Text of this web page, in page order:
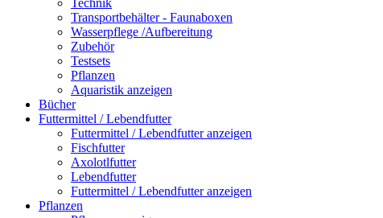
Technik
Transportbehälter - Faunaboxen
Wasserpflege /Aufbereitung
Zubehör
Testsets
Pflanzen
Aquaristik anzeigen
Bücher
Futtermittel / Lebendfutter
Futtermittel / Lebendfutter anzeigen
Fischfutter
Axolotlfutter
Lebendfutter
Futtermittel / Lebendfutter anzeigen
Pflanzen